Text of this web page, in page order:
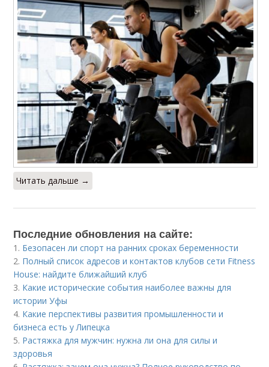
Читать дальше →
Последние обновления на сайте:
1. Безопасен ли спорт на ранних сроках беременности
2. Полный список адресов и контактов клубов сети Fitness
House: найдите ближайший клуб
3. Какие исторические события наиболее важны для
истории Уфы
4. Какие перспективы развития промышленности и
бизнеса есть у Липецка
5. Растяжка для мужчин: нужна ли она для силы и
здоровья